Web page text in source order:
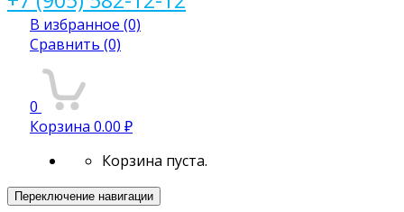
В избранное (0)
Сравнить (0)
0
Корзина 0.00 ₽
Корзина пуста.
Переключение навигации